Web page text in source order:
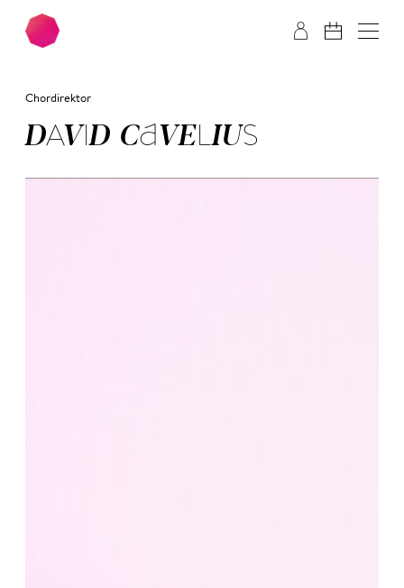
Zum Hauptinhalt springen Zum Footer springen
Chordirektor
DA­VID CA­VE­LI­US